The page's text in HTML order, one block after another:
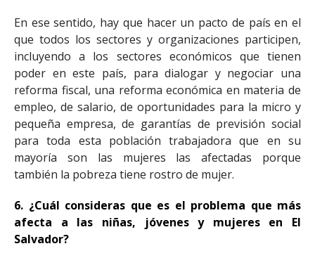
En ese sentido, hay que hacer un pacto de país en el
que todos los sectores y organizaciones participen,
incluyendo a los sectores económicos que tienen
poder en este país, para dialogar y negociar una
reforma fiscal, una reforma económica en materia de
empleo, de salario, de oportunidades para la micro y
pequeña empresa, de garantías de previsión social
para toda esta población trabajadora que en su
mayoría son las mujeres las afectadas porque
también la pobreza tiene rostro de mujer.
6. ¿Cuál consideras que es el problema que más
afecta a las niñas, jóvenes y mujeres en El
Salvador?